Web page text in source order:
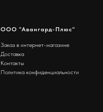
ООО "Авангард-Плюс"
Заказ в интернет-магазине
Доставка
Контакты
Политика конфиденциальности